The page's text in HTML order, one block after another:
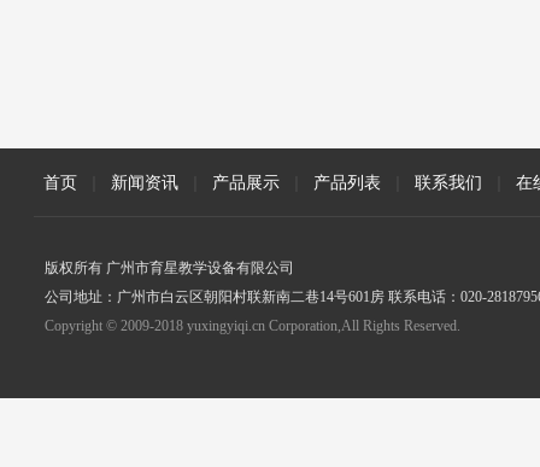
首页 新闻资讯 产品展示 产品列表 联系我们 在
版权所有 广州市育星教学设备有限公司
公司地址：广州市白云区朝阳村联新南二巷14号601房 联系电话：020-
Copyright © 2009-2018 yuxingyiqi.cn Corporation,All Rights Reserved.